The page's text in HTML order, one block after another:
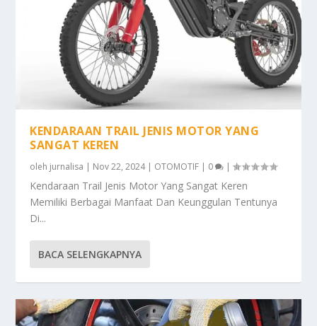
KENDARAAN TRAIL JENIS MOTOR YANG
SANGAT KEREN
oleh jurnalisa | Nov 22, 2024| OTOMOTIF | 0 |
Kendaraan Trail Jenis Motor Yang Sangat Keren
Memiliki Berbagai Manfaat Dan Keunggulan Tentunya
Di...
BACA SELENGKAPNYA